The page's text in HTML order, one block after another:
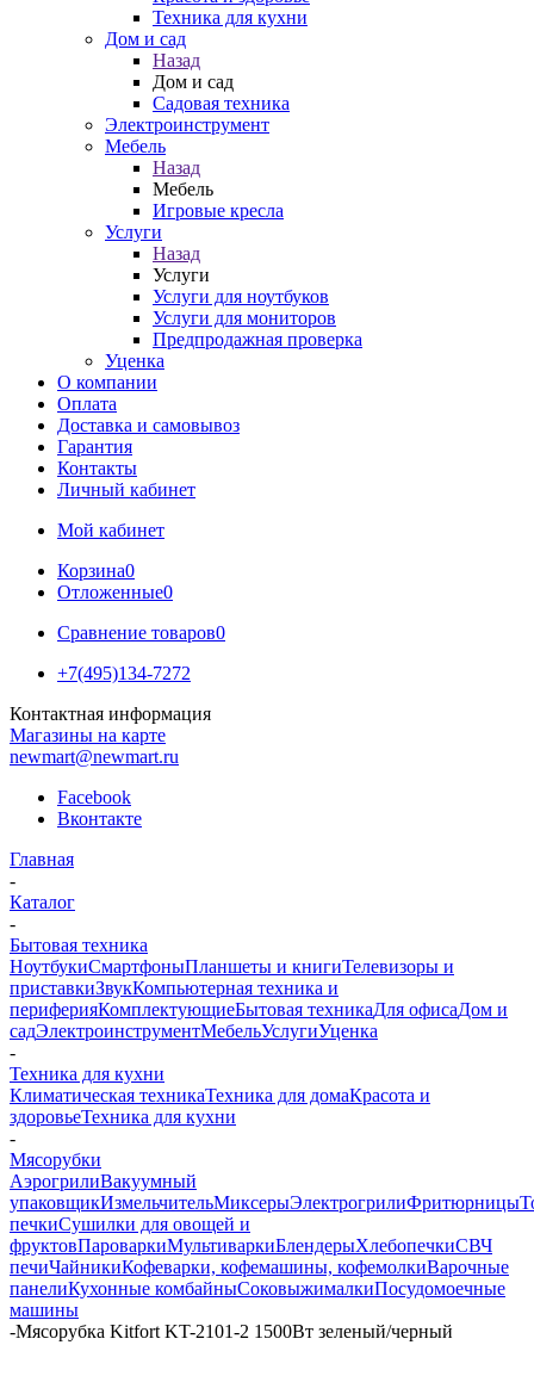
Техника для кухни
Дом и сад
Назад
Дом и сад
Садовая техника
Электроинструмент
Мебель
Назад
Мебель
Игровые кресла
Услуги
Назад
Услуги
Услуги для ноутбуков
Услуги для мониторов
Предпродажная проверка
Уценка
О компании
Оплата
Доставка и самовывоз
Гарантия
Контакты
Личный кабинет
Мой кабинет
Корзина0
Отложенные0
Сравнение товаров0
+7(495)134-7272
Контактная информация
Магазины на карте
newmart@newmart.ru
Facebook
Вконтакте
Главная
-
Каталог
-
Бытовая техника
НоутбукиСмартфоныПланшеты и книгиТелевизоры и
приставкиЗвукКомпьютерная техника и
периферияКомплектующиеБытовая техникаДля офисаДом и
садЭлектроинструментМебельУслугиУценка
-
Техника для кухни
Климатическая техникаТехника для домаКрасота и
здоровьеТехника для кухни
-
Мясорубки
АэрогрилиВакуумный
упаковщикИзмельчительМиксерыЭлектрогрилиФритюрницы
печкиСушилки для овощей и
фруктовПароваркиМультиваркиБлендерыХлебопечкиСВЧ
печиЧайникиКофеварки, кофемашины, кофемолкиВарочные
панелиКухонные комбайныСоковыжималкиПосудомоечные
машины
-Мясорубка Kitfort KT-2101-2 1500Вт зеленый/черный